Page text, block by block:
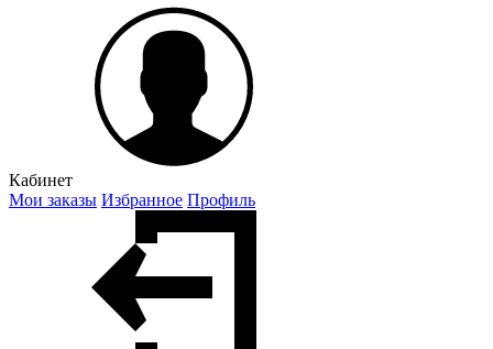
Кабинет
Мои заказы Избранное Профиль